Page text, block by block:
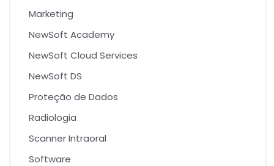
Marketing
NewSoft Academy
NewSoft Cloud Services
NewSoft DS
Proteção de Dados
Radiologia
Scanner Intraoral
Software